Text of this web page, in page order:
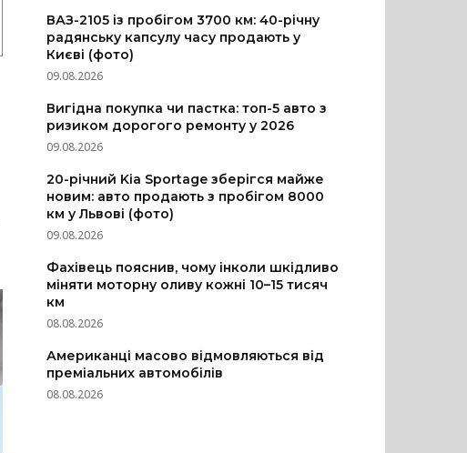
ВАЗ-2105 із пробігом 3700 км: 40-річну
радянську капсулу часу продають у
Києві (фото)
09.08.2026
Вигідна покупка чи пастка: топ-5 авто з
ризиком дорогого ремонту у 2026
09.08.2026
20-річний Kia Sportage зберігся майже
новим: авто продають з пробігом 8000
км у Львові (фото)
09.08.2026
Фахівець пояснив, чому інколи шкідливо
міняти моторну оливу кожні 10–15 тисяч
км
08.08.2026
Американці масово відмовляються від
преміальних автомобілів
08.08.2026